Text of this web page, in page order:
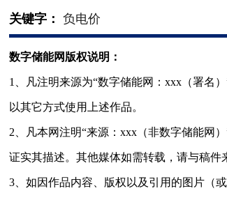
关键字： 负电价
数字储能网版权说明：
1、凡注明来源为“数字储能网：xxx（署名
以其它方式使用上述作品。
2、凡本网注明“来源：xxx（非数字储能网
证实其描述。其他媒体如需转载，请与稿件
3、如因作品内容、版权以及引用的图片（